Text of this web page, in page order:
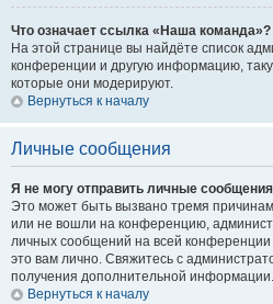
Что означает ссылка «Наша команда»?
На этой странице вы найдёте список
конференции и другую информацию,
которые они модерируют.
Вернуться к началу
Личные сообщения
Я не могу отправить личные
Это может быть вызвано тремя
или не вошли на конференцию,
личных сообщений на всей
это вам лично. Свяжитесь с
получения дополнительной информации.
Вернуться к началу